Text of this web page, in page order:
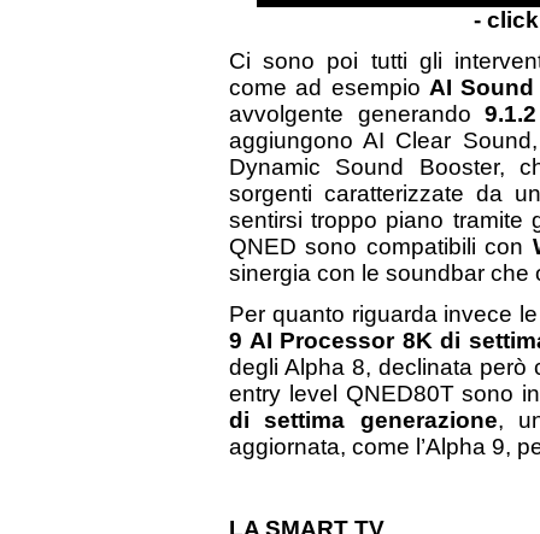
-
Ci sono poi tutti gli
come ad esempio AI
avvolgente generando
aggiungono AI Clear
Dynamic Sound Booster,
sorgenti caratterizzate da
sentirsi troppo piano tramite
QNED sono compatibili con
sinergia con le soundbar che
Per quanto riguarda invece
9 AI Processor 8K di
degli Alpha 8, declinata però
entry level QNED80T sono
di settima generazione,
aggiornata, come l’Alpha 9,
LA SMART TV